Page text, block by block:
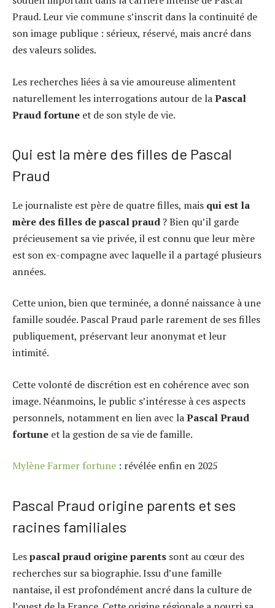
Praud. Leur vie commune s’inscrit dans la continuité de
son image publique : sérieux, réservé, mais ancré dans
des valeurs solides.
Les recherches liées à sa vie amoureuse alimentent
naturellement les interrogations autour de laPascal
Praud fortune et de son style de vie.
Qui est la mère des filles de Pascal
Praud
Le journaliste est père de quatre filles, mais qui est la
mère des filles de pascal praud ? Bien qu’il garde
précieusement sa vie privée, il est connu que leur mère
est son ex-compagne avec laquelle il a partagé plusieurs
années.
Cette union, bien que terminée, a donné naissance à une
famille soudée. Pascal Praud parle rarement de ses filles
publiquement, préservant leur anonymat et leur
intimité.
Cette volonté de discrétion est en cohérence avec son
image. Néanmoins, le public s’intéresse à ces aspects
personnels, notamment en lien avec laPascal Praud
fortune et la gestion de sa vie de famille.
Mylène Farmer fortune : révélée enfin en 2025
Pascal Praud origine parents et ses
racines familiales
Lespascal praud origine parents sont au cœur des
recherches sur sa biographie. Issu d’une famille
nantaise, il est profondément ancré dans la culture de